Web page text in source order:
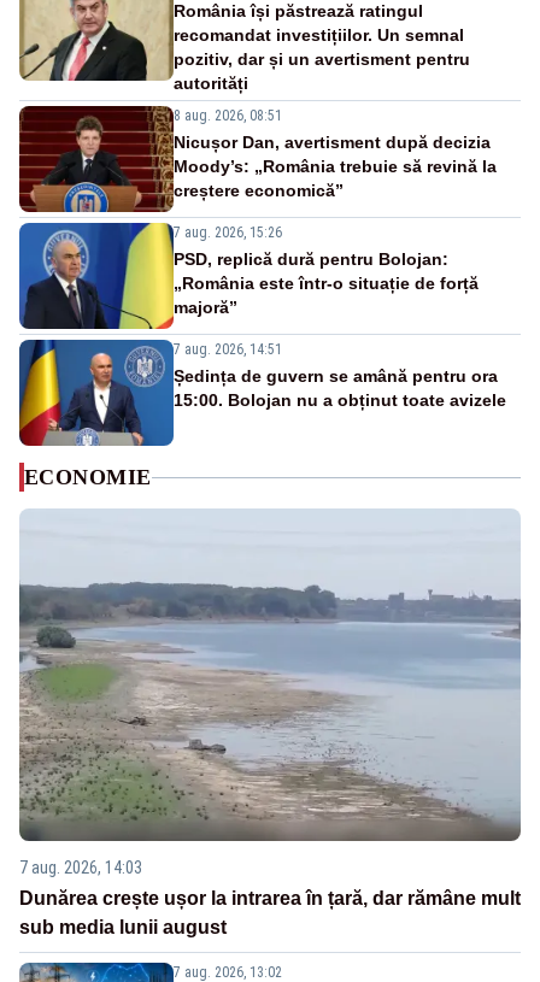
România își păstrează ratingul
recomandat investițiilor. Un semnal
pozitiv, dar și un avertisment pentru
autorități
8 aug. 2026, 08:51
Nicușor Dan, avertisment după decizia
Moody’s: „România trebuie să revină la
creștere economică”
7 aug. 2026, 15:26
PSD, replică dură pentru Bolojan:
„România este într-o situație de forță
majoră”
7 aug. 2026, 14:51
Ședința de guvern se amână pentru ora
15:00. Bolojan nu a obținut toate avizele
ECONOMIE
7 aug. 2026, 14:03
Dunărea crește ușor la intrarea în țară, dar rămâne mult
sub media lunii august
7 aug. 2026, 13:02